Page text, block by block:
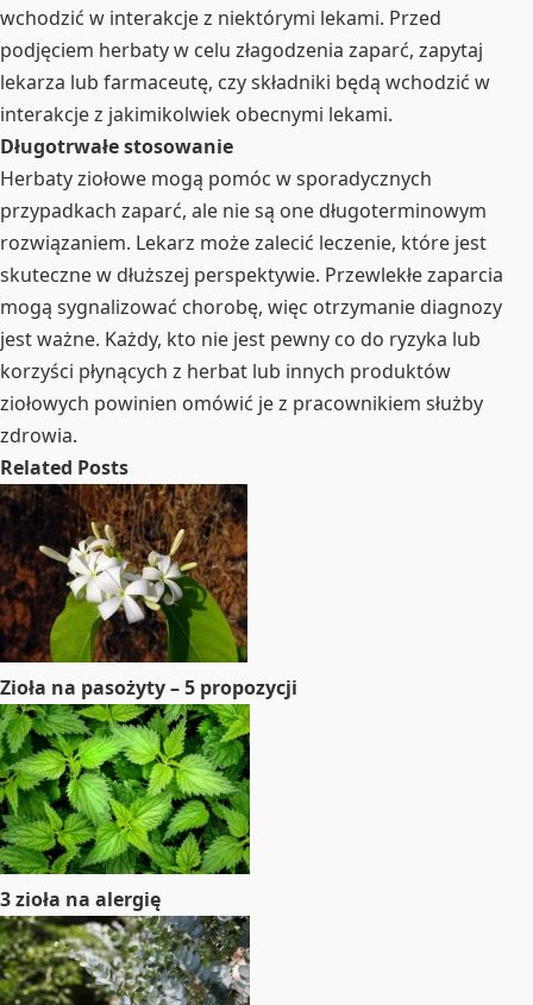
wchodzić w interakcje z niektórymi lekami. Przed
podjęciem herbaty w celu złagodzenia zaparć, zapytaj
lekarza lub farmaceutę, czy składniki będą wchodzić w
interakcje z jakimikolwiek obecnymi lekami.
Długotrwałe stosowanie
Herbaty ziołowe mogą pomóc w sporadycznych
przypadkach zaparć, ale nie są one długoterminowym
rozwiązaniem. Lekarz może zalecić leczenie, które jest
skuteczne w dłuższej perspektywie. Przewlekłe zaparcia
mogą sygnalizować chorobę, więc otrzymanie diagnozy
jest ważne. Każdy, kto nie jest pewny co do ryzyka lub
korzyści płynących z herbat lub innych produktów
ziołowych powinien omówić je z pracownikiem służby
zdrowia.
Related Posts
Zioła na pasożyty – 5 propozycji
3 zioła na alergię